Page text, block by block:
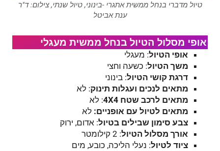
טיול מדברי בנחל ממשית אתגרי -בינוני, טיול שנתי, צילום: ד"ר
ענת אביטל
אופי מסלול הטיול בנחל ממשית מעגלי
אופי הטיול: מעגלי
משך הטיול: כשעה וחצי
דרגת קושי הטיול: בינוני
מתאים לנכים ועגלות תינוק: לא
מתאים לרכב שטח 4
X4
: לא
מתאים לטיול עם אופניים: לא
צבע סימון שבילים בטיול: אדום, ירוק
אורך מסלול הטיול: 2 קילומטר
ציוד לטיול: נעלי הליכה, כובע, מים